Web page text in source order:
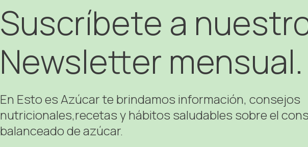
Suscríbete a
Newsletter mensual.
En Esto es Azúcar te brindamos información, consejos
nutricionales,recetas y hábitos saludables sobre el
balanceado de azúcar.